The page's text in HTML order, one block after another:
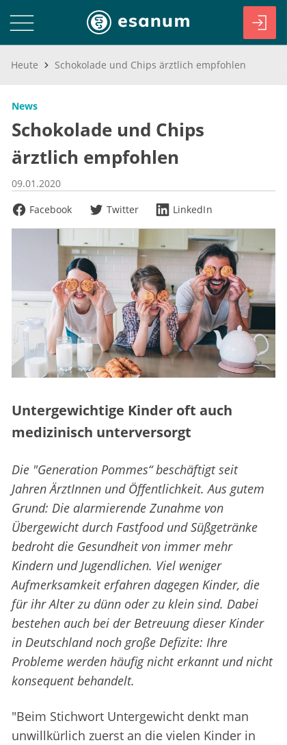
Heute Schokolade und Chips ärztlich empfohlen
News
Schokolade und Chips
ärztlich empfohlen
09.01.2020
Facebook
Twitter LinkedIn
Untergewichtige Kinder oft auch
medizinisch unterversorgt
Die "Generation Pommes“ beschäftigt seit
Jahren ÄrztInnen und Öffentlichkeit. Aus gutem
Grund: Die alarmierende Zunahme von
Übergewicht durch Fastfood und Süßgetränke
bedroht die Gesundheit von immer mehr
Kindern und Jugendlichen. Viel weniger
Aufmerksamkeit erfahren dagegen Kinder, die
für ihr Alter zu dünn oder zu klein sind. Dabei
bestehen auch bei der Betreuung dieser Kinder
in Deutschland noch große Defizite: Ihre
Probleme werden häufig nicht erkannt und nicht
konsequent behandelt.
"Beim Stichwort Untergewicht denkt man
unwillkürlich zuerst an die vielen Kinder in